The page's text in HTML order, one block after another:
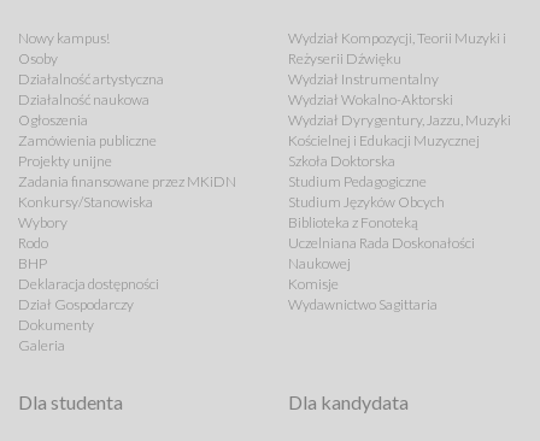
Nowy kampus!
Osoby
Działalność artystyczna
Działalność naukowa
Ogłoszenia
Zamówienia publiczne
Projekty unijne
Zadania finansowane przez MKiDN
Konkursy/Stanowiska
Wybory
Rodo
BHP
Deklaracja dostępności
Dział Gospodarczy
Dokumenty
Galeria
Wydział Kompozycji, Teorii Muzyki i
Reżyserii Dźwięku
Wydział Instrumentalny
Wydział Wokalno-Aktorski
Wydział Dyrygentury, Jazzu, Muzyki
Kościelnej i Edukacji Muzycznej
Szkoła Doktorska
Studium Pedagogiczne
Studium Języków Obcych
Biblioteka z Fonoteką
Uczelniana Rada Doskonałości
Naukowej
Komisje
Wydawnictwo Sagittaria
Dla studenta Dla kandydata